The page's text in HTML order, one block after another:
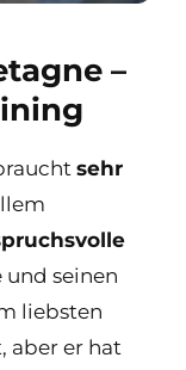
–
sehr
und seinen
liebsten
aber er hat